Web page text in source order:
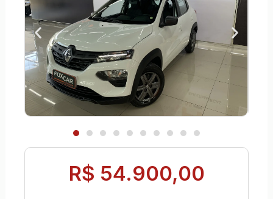
R$ 54.900,00